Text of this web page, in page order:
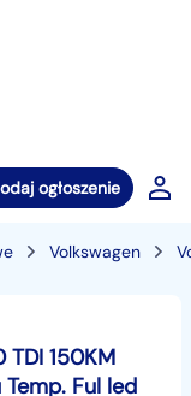
ogłoszenie
Volkswagen
TDI 150KM
Ful led